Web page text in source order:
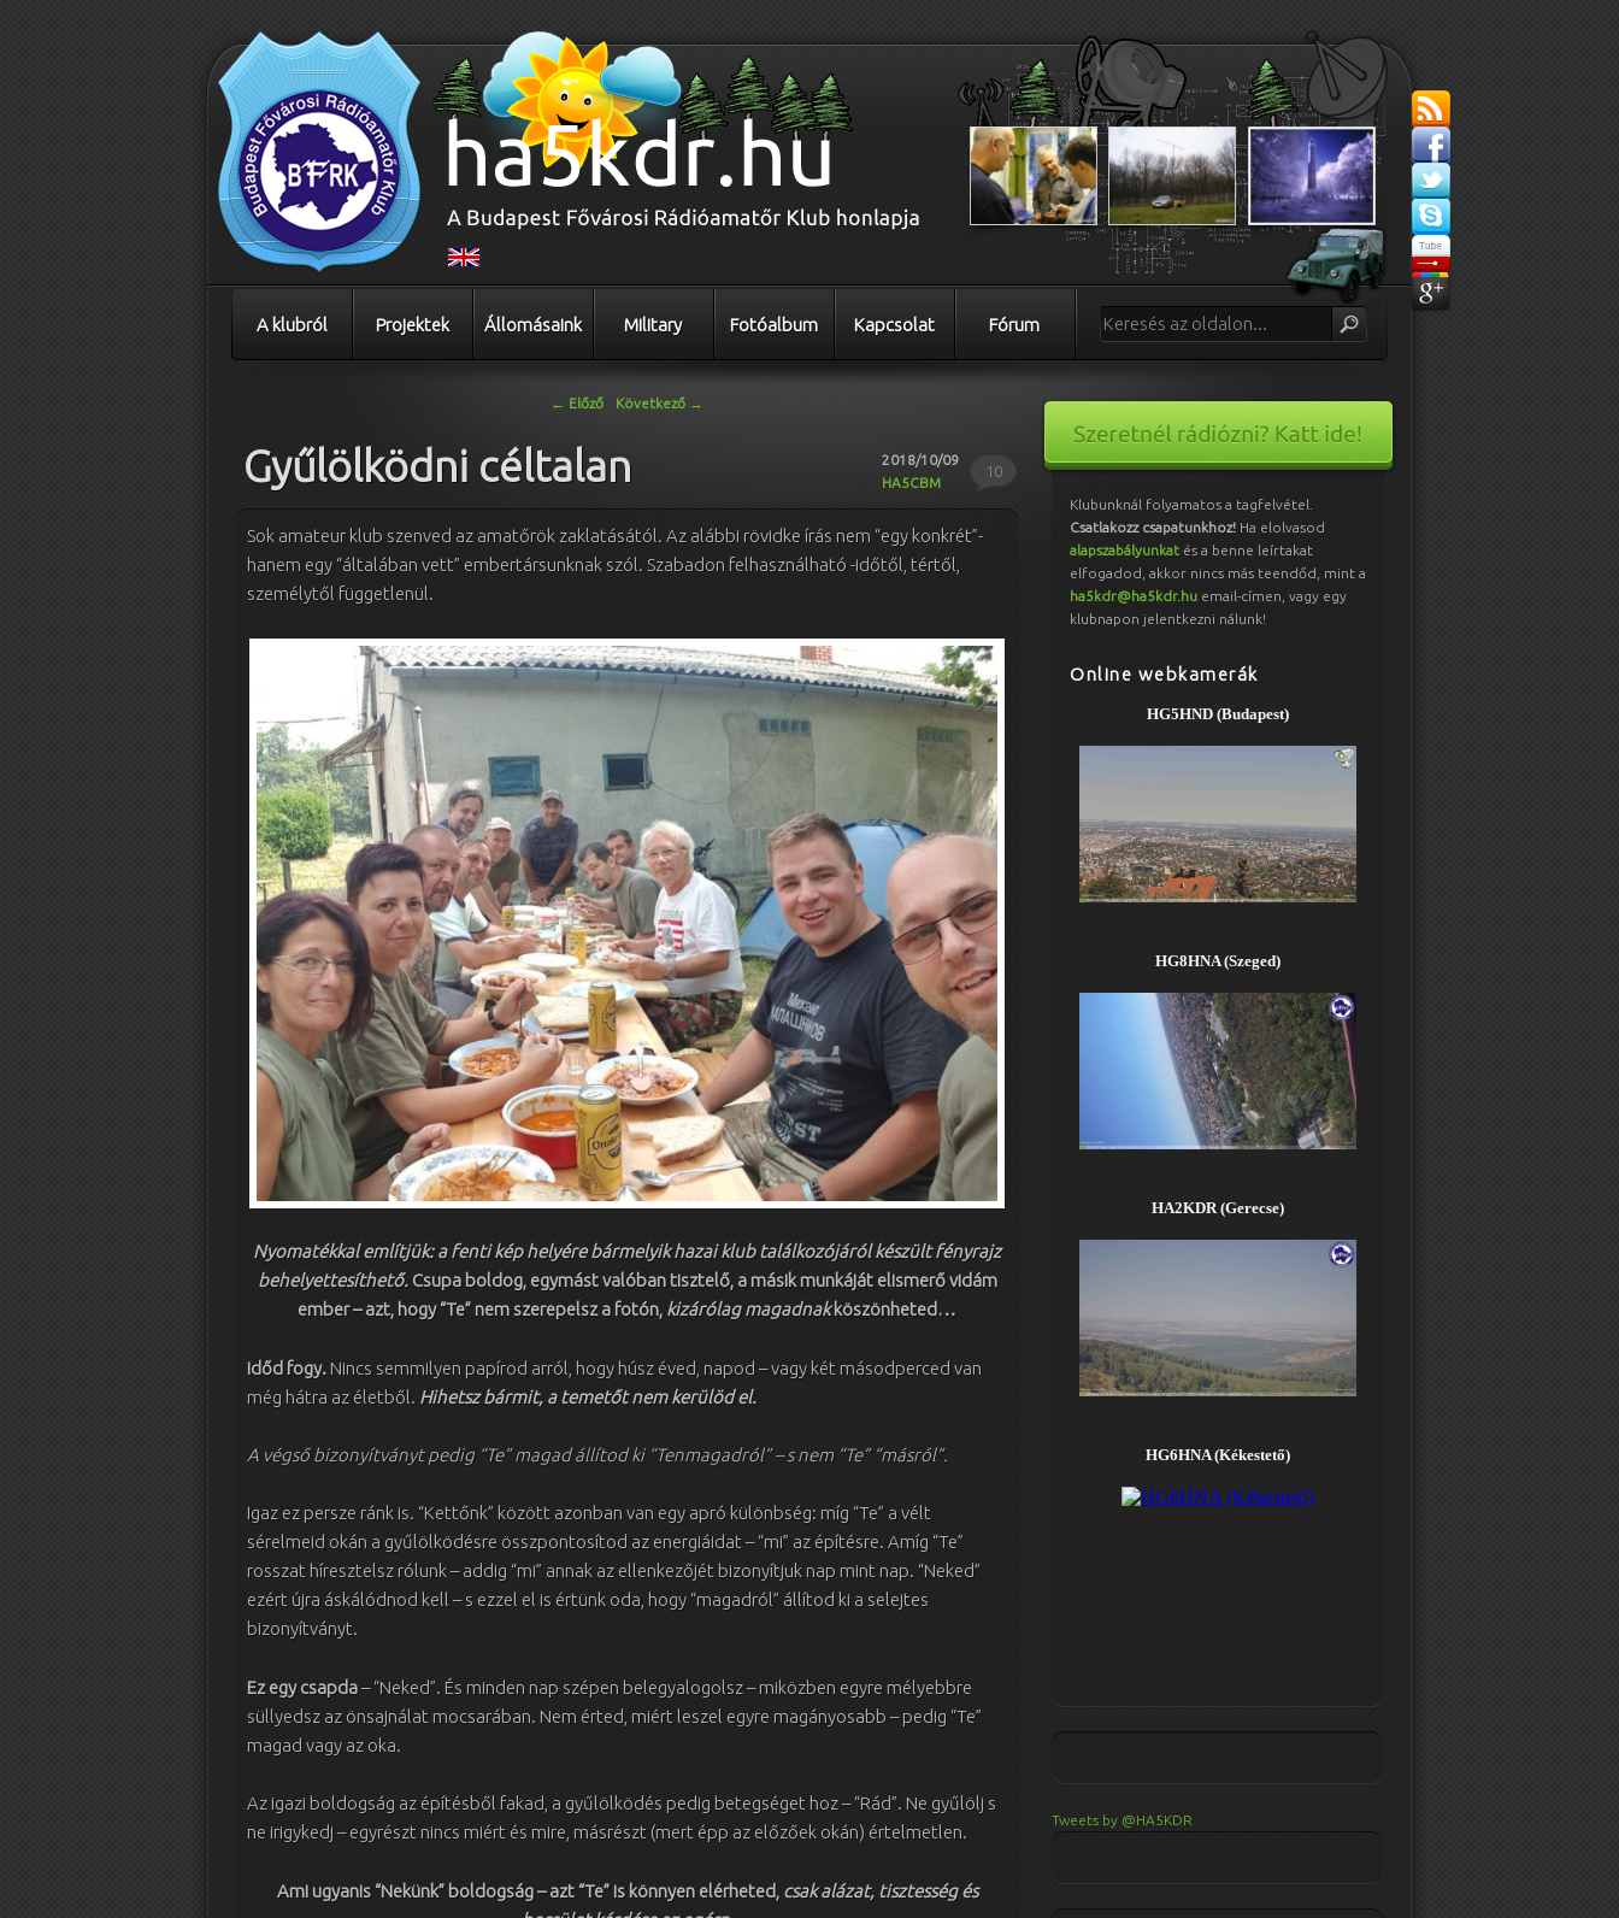
A klubról Projektek Állomásaink Military Fotóalbum Kapcsolat Fórum
← Előző Következő →
Gyűlölködni céltalan
2018/10/09
HA5CBM
10
Sok amateur klub szenved az amatőrök zaklatásától. Az alábbi rövidke írás nem “egy konkrét”-
hanem egy “általában vett” embertársunknak szól. Szabadon felhasználható -időtől, tértől,
személytől függetlenül.
Nyomatékkal említjük: a fenti kép helyére bármelyik hazai klub találkozójáról készült fényrajz
behelyettesíthető. Csupa boldog, egymást valóban tisztelő, a másik munkáját elismerő vidám
ember – azt, hogy “Te” nem szerepelsz a fotón, kizárólag magadnakköszönheted…
Időd fogy. Nincs semmilyen papírod arról, hogy húsz éved, napod – vagy két másodperced van
még hátra az életből. Hihetsz bármit, a temetőt nem kerülöd el.
A végső bizonyítványt pedig “Te” magad állítod ki “Tenmagadról” – s nem “Te” “másról”.
Igaz ez persze ránk is. “Kettőnk” között azonban van egy apró különbség: míg “Te” a vélt
sérelmeid okán a gyűlölködésre összpontosítod az energiáidat – “mi” az építésre. Amíg “Te”
rosszat híresztelsz rólunk – addig “mi” annak az ellenkezőjét bizonyítjuk nap mint nap. “Neked”
ezért újra áskálódnod kell – s ezzel el is értünk oda, hogy “magadról” állítod ki a selejtes
bizonyítványt.
Ez egy csapda– “Neked”. És minden nap szépen belegyalogolsz – miközben egyre mélyebbre
süllyedsz az önsajnálat mocsarában. Nem érted, miért leszel egyre magányosabb – pedig “Te”
magad vagy az oka.
Az igazi boldogság az építésből fakad, a gyűlölködés pedig betegséget hoz – “Rád”. Ne gyűlölj s
ne irigykedj – egyrészt nincs miért és mire, másrészt (mert épp az előzőek okán) értelmetlen.
Ami ugyanis “Nekünk” boldogság – azt “Te” is könnyen elérheted, csak alázat, tisztesség és
Klubunknál folyamatos a tagfelvétel.
Csatlakozz csapatunkhoz! Ha elolvasod
alapszabályunkat és a benne leírtakat
elfogadod, akkor nincs más teendőd, mint a
ha5kdr@ha5kdr.hu email-címen, vagy egy
klubnapon jelentkezni nálunk!
Online webkamerák
Tweets by @HA5KDR